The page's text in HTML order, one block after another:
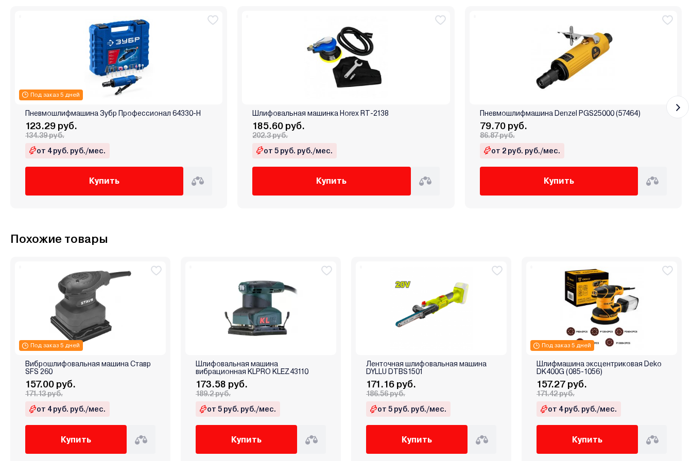
Под заказ 5 дней
Пневмошлифмашина Зубр Профессионал 64330-H
123.29 руб.
134.39 руб.
от 4 руб. руб./мес.
Купить
Шлифовальная машинка Horex RT-2138
185.60 руб.
202.3 руб.
от 5 руб. руб./мес.
Купить
Пневмошлифмашина Denzel PGS25000 (57464)
79.70 руб.
86.87 руб.
от 2 руб. руб./мес.
Купить
Похожие товары
Под заказ 5 дней
Виброшлифовальная машина Ставр
SFS 260
157.00 руб.
171.13 руб.
от 4 руб. руб./мес.
Купить
Шлифовальная машина
вибрационная KLPRO KLEZ43110
173.58 руб.
189.2 руб.
от 5 руб. руб./мес.
Купить
Ленточная шлифовальная машина
DYLLU DTBS1501
171.16 руб.
186.56 руб.
от 5 руб. руб./мес.
Купить
Под заказ 5 дней
Шлифмашина эксцентриковая Deko
DK400G (085-1056)
157.27 руб.
171.42 руб.
от 4 руб. руб./мес.
Купить